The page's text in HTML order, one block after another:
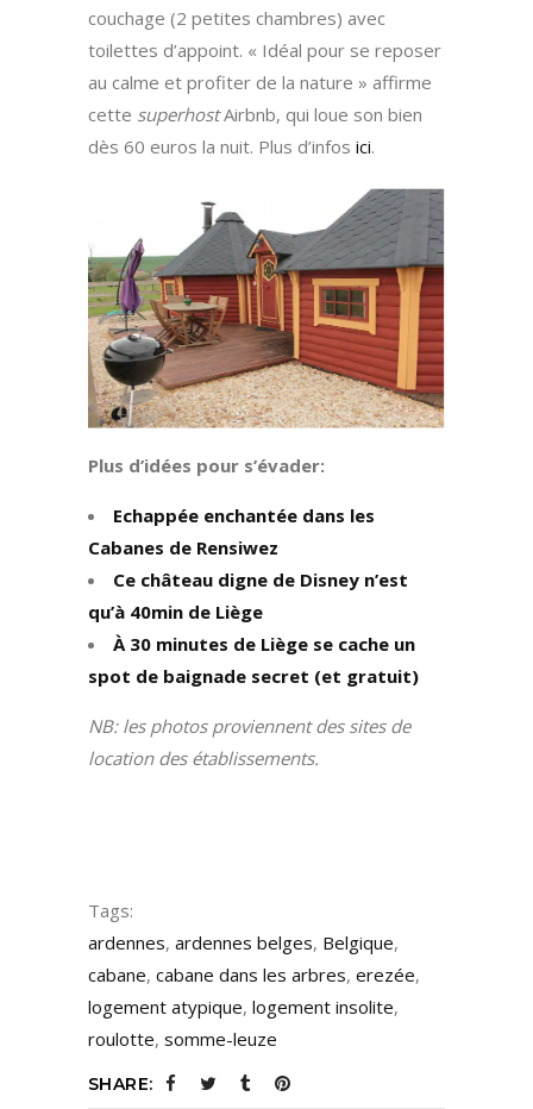
couchage (2 petites chambres) avec
toilettes d’appoint. « Idéal pour se reposer
au calme et profiter de la nature » affirme
cette superhostAirbnb, qui loue son bien
dès 60 euros la nuit. Plus d’infos ici.
Plus d’idées pour s’évader:
Echappée enchantée dans les
Cabanes de Rensiwez
Ce château digne de Disney n’est
qu’à 40min de Liège
À 30 minutes de Liège se cache un
spot de baignade secret (et gratuit)
NB: les photos proviennent des sites de
location des établissements.
Tags:
ardennes, ardennes belges, Belgique,
cabane, cabane dans les arbres, erezée,
logement atypique, logement insolite,
roulotte, somme-leuze
SHARE: